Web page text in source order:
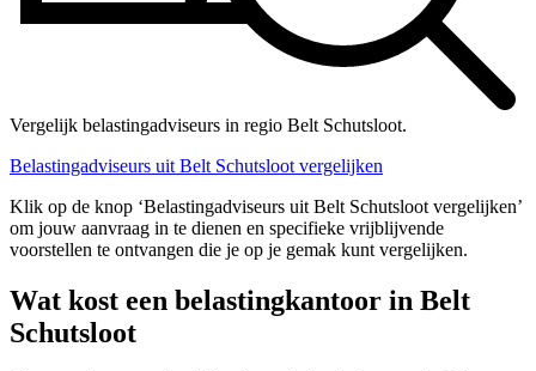
Vergelijk belastingadviseurs in regio Belt Schutsloot.
Belastingadviseurs uit Belt Schutsloot vergelijken
Klik op de knop ‘Belastingadviseurs uit Belt Schutsloot vergelijken’
om jouw aanvraag in te dienen en specifieke vrijblijvende
voorstellen te ontvangen die je op je gemak kunt vergelijken.
Wat kost een belastingkantoor in Belt
Schutsloot